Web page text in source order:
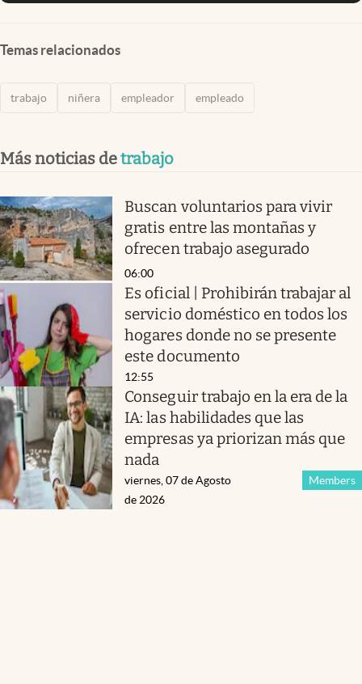
Temas relacionados
trabajo niñera empleador empleado
Más noticias detrabajo
Buscan voluntarios para vivir
gratis entre las montañas y
ofrecen trabajo asegurado
06:00
Es oficial | Prohibirán trabajar al
servicio doméstico en todos los
hogares donde no se presente
este documento
12:55
Conseguir trabajo en la era de la
IA: las habilidades que las
empresas ya priorizan más que
nada
Members
viernes, 07 de Agosto
de 2026